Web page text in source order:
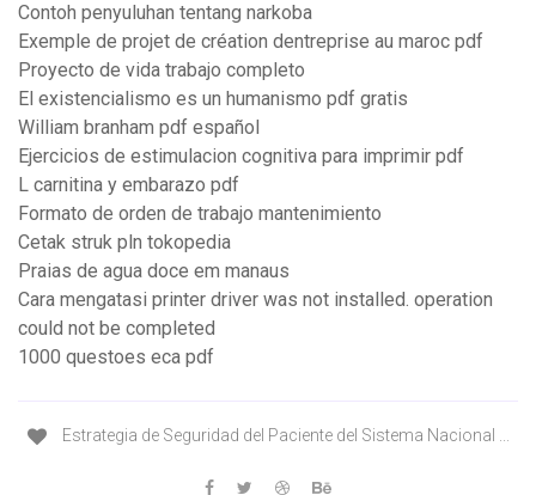
Contoh penyuluhan tentang narkoba
Exemple de projet de création dentreprise au maroc pdf
Proyecto de vida trabajo completo
El existencialismo es un humanismo pdf gratis
William branham pdf español
Ejercicios de estimulacion cognitiva para imprimir pdf
L carnitina y embarazo pdf
Formato de orden de trabajo mantenimiento
Cetak struk pln tokopedia
Praias de agua doce em manaus
Cara mengatasi printer driver was not installed. operation
could not be completed
1000 questoes eca pdf
Estrategia de Seguridad del Paciente del Sistema Nacional ...